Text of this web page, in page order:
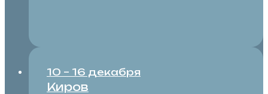
10 – 16 декабря
Киров